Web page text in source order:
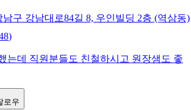
구 강남대로84길 8, 우인빌딩 2층 (역삼동)
)
는데 직원분들도 친철하시고 원장샘도 좋
로우